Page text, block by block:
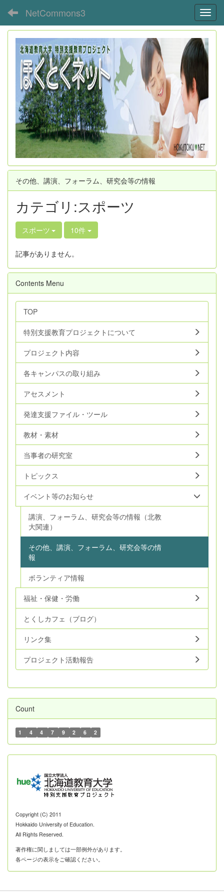
NetCommons3
その他、講演、フォーラム、研究会等の情報
カテゴリ:スポーツ
スポーツ 10件
記事がありません。
Contents Menu
TOP
特別支援教育プロジェクトについて
プロジェクト内容
各キャンパスの取り組み
アセスメント
発達支援ファイル・ツール
教材・素材
当事者の研究室
トピックス
イベント等のお知らせ
講演、フォーラム、研究会等の情報（北教
大関連）
その他、講演、フォーラム、研究会等の情
報
ボランティア情報
福祉・保健・労働
とくしカフェ（ブログ）
リンク集
プロジェクト活動報告
Count
1 4 4 7 9 2 6 2
Copyright (C) 2011
Hokkaido University of Education.
All Rights Reserved.
著作権に関しましては一部例外があります。
各ページの表示をご確認ください。